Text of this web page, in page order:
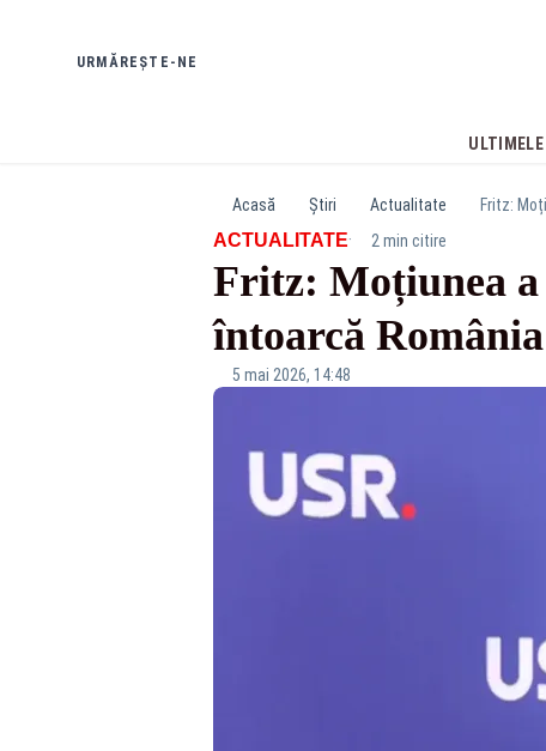
URMĂREȘTE-NE
Acasă Știri Actualitate Fritz:
ACTUALITATE· 2 min citire
Fritz: Moțiunea a
întoarcă
5 mai 2026, 14:48